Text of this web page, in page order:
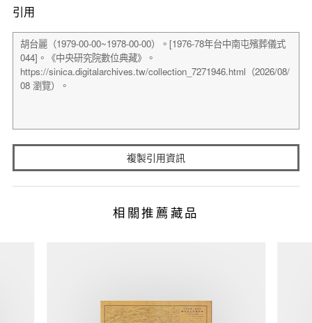
引用
複製引用資訊
相關推薦藏品